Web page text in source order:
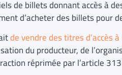
de billets donnant accès à
d’acheter des billets pour
de vendre des titres d’accès
du producteur, de
réprimée par l’article